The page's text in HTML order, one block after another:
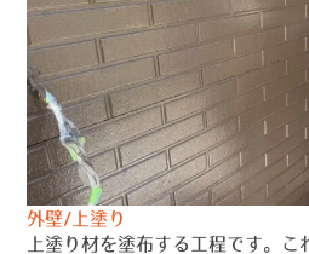
外壁/上塗り
上塗り材を塗布する工程です。こ